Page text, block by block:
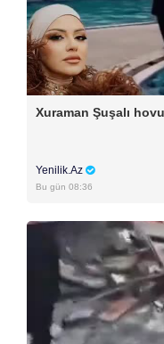
Xuraman Şuşalı
Yenilik.Az
Bu gün 08:36